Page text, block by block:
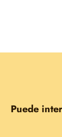
Puede